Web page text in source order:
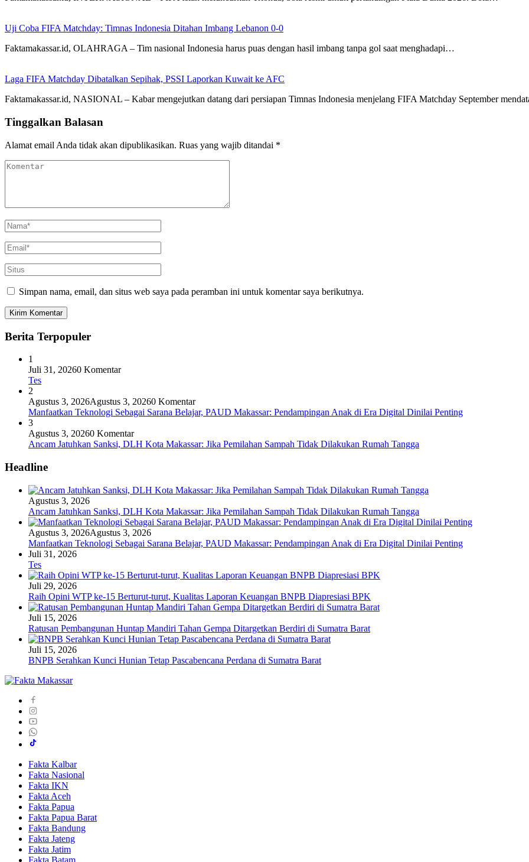
Uji Coba FIFA Matchday: Timnas Indonesia Ditahan Imbang Lebanon 0-0
Faktamakassar.id, OLAHRAGA – Tim nasional Indonesia harus puas dengan hasil imbang tanpa gol saat menghadapi…
Laga FIFA Matchday Dibatalkan Sepihak, PSSI Laporkan Kuwait ke AFC
Faktamakassar.id, NASIONAL – Kabar mengejutkan datang dari persiapan Timnas Indonesia menjelang FIFA Matchday September
Tinggalkan Balasan
Alamat email Anda tidak akan dipublikasikan. Ruas yang wajib ditandai *
Simpan nama, email, dan situs web saya pada peramban ini untuk komentar saya berikutnya.
Berita Terpopuler
1
Juli 31, 20260 Komentar
Tes
2
Agustus 3, 2026Agustus 3, 20260 Komentar
Manfaatkan Teknologi Sebagai Sarana Belajar, PAUD Makassar: Pendampingan Anak di Era Digital Dinilai Penting
3
Agustus 3, 20260 Komentar
Ancam Jatuhkan Sanksi, DLH Kota Makassar: Jika Pemilahan Sampah Tidak Dilakukan Rumah Tangga
Headline
Agustus 3, 2026
Ancam Jatuhkan Sanksi, DLH Kota Makassar: Jika Pemilahan Sampah Tidak Dilakukan Rumah Tangga
Agustus 3, 2026Agustus 3, 2026
Manfaatkan Teknologi Sebagai Sarana Belajar, PAUD Makassar: Pendampingan Anak di Era Digital Dinilai Penting
Juli 31, 2026
Tes
Juli 29, 2026
Raih Opini WTP ke-15 Berturut-turut, Kualitas Laporan Keuangan BNPB Diapresiasi BPK
Juli 15, 2026
Ratusan Pembangunan Huntap Mandiri Tahan Gempa Ditargetkan Berdiri di Sumatra Barat
Juli 15, 2026
BNPB Serahkan Kunci Hunian Tetap Pascabencana Perdana di Sumatra Barat
Fakta Kalbar
Fakta Nasional
Fakta IKN
Fakta Aceh
Fakta Papua
Fakta Papua Barat
Fakta Bandung
Fakta Jateng
Fakta Jatim
Fakta Batam